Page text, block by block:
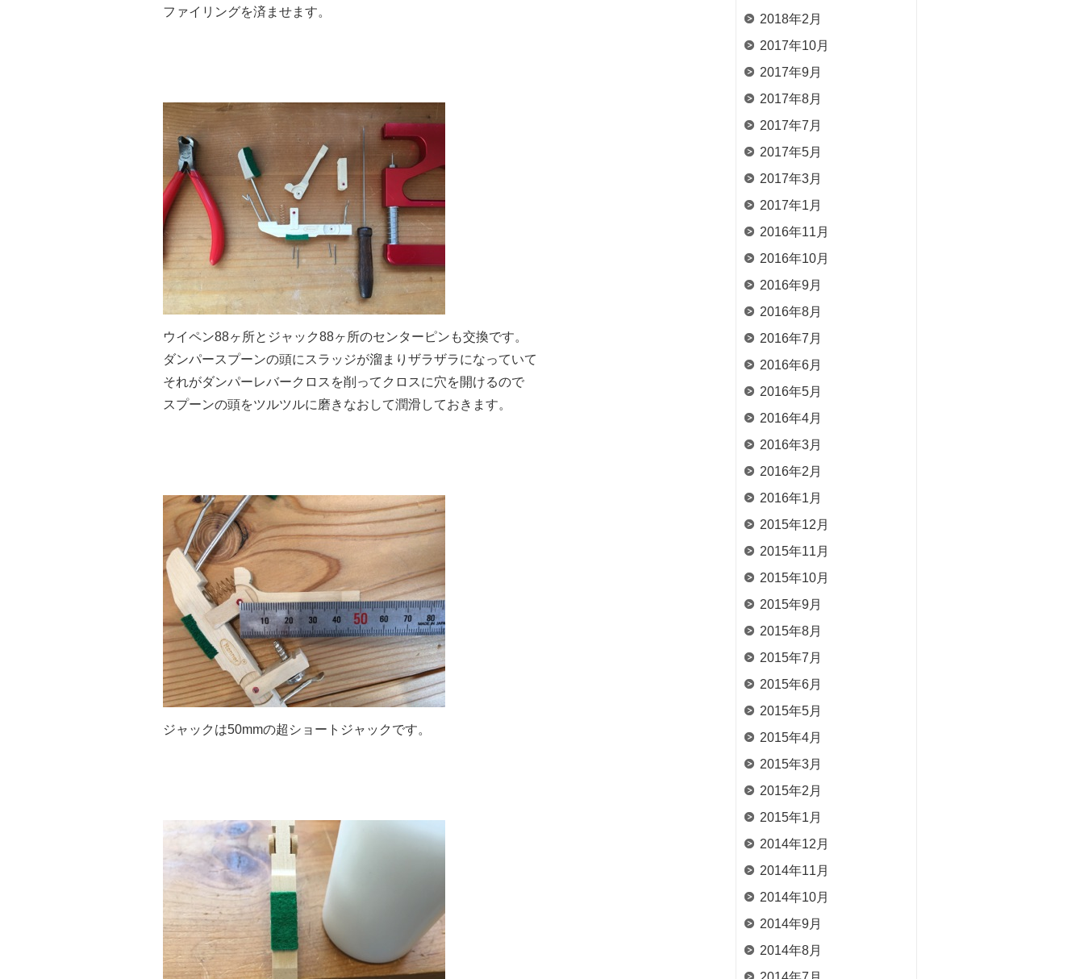
ファイリングを済ませます。
ウイペン88ヶ所とジャック88ヶ所のセンターピンも交換です。
ダンパースプーンの頭にスラッジが溜まりザラザラになっていて
それがダンパーレバークロスを削ってクロスに穴を開けるので
スプーンの頭をツルツルに磨きなおして潤滑しておきます。
ジャックは50mmの超ショートジャックです。
2018年2月
2017年10月
2017年9月
2017年8月
2017年7月
2017年5月
2017年3月
2017年1月
2016年11月
2016年10月
2016年9月
2016年8月
2016年7月
2016年6月
2016年5月
2016年4月
2016年3月
2016年2月
2016年1月
2015年12月
2015年11月
2015年10月
2015年9月
2015年8月
2015年7月
2015年6月
2015年5月
2015年4月
2015年3月
2015年2月
2015年1月
2014年12月
2014年11月
2014年10月
2014年9月
2014年8月